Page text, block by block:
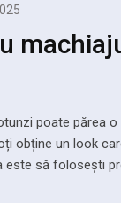
poate părea
obține un look
este să folosești